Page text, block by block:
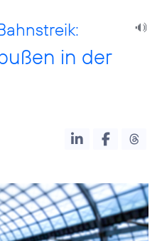
in der